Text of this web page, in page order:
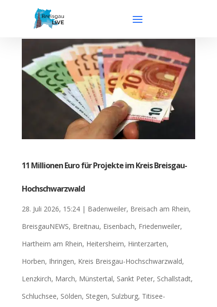
11 Millionen Euro für Projekte im Kreis Breisgau-
Hochschwarzwald
28. Juli 2026, 15:24| Badenweiler, Breisach am Rhein,
BreisgauNEWS, Breitnau, Eisenbach, Friedenweiler,
Hartheim am Rhein, Heitersheim, Hinterzarten,
Horben, Ihringen, Kreis Breisgau-Hochschwarzwald,
Lenzkirch, March, Münstertal, Sankt Peter, Schallstadt,
Schluchsee, Sölden, Stegen, Sulzburg, Titisee-